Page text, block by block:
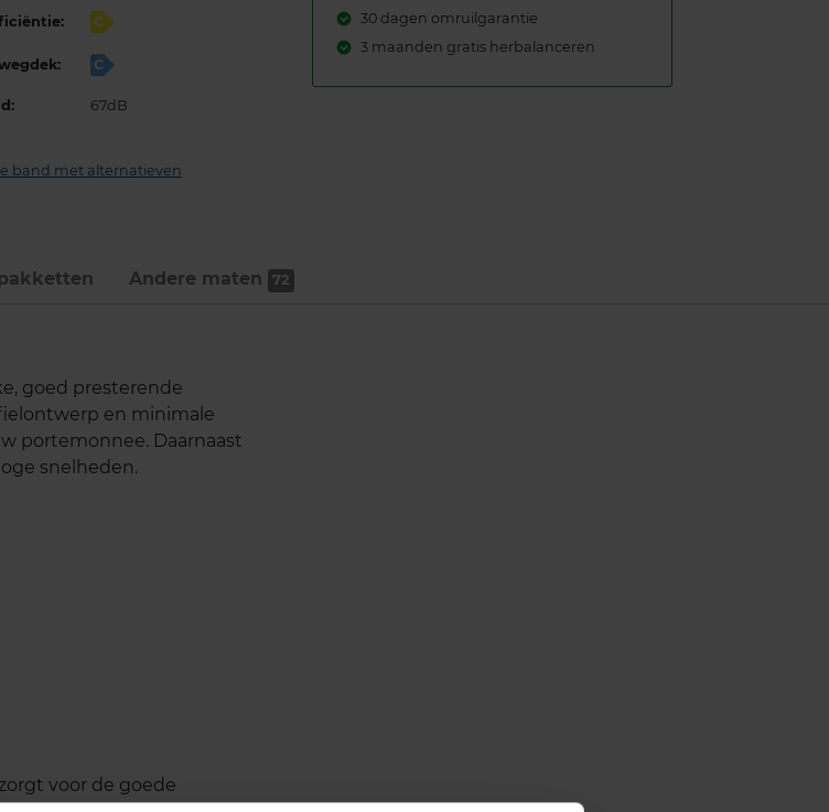
C
C
67dB
band met alternatieven
30 dagen omruilgarantie
3 maanden gratis herbalanceren
Andere maten 72
goed presterende
en minimale
portemonnee. Daarnaast
snelheden.
voor de goede